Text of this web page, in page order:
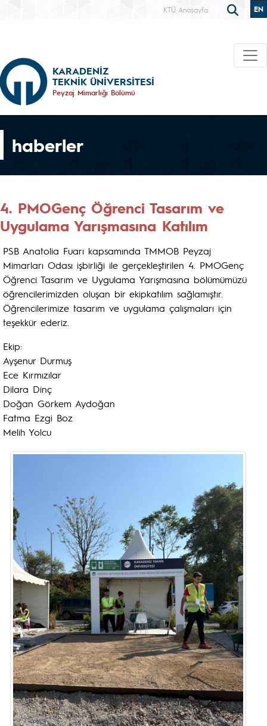
KTÜ Anasayfa EN
KARADENİZ
TEKNİK ÜNİVERSİTESİ
Peyzaj Mimarlığı Bölümü
haberler
4. PMOGenç Öğrenci Tasarım ve
Uygulama Yarışmasına Katılım
PSB Anatolia Fuarı kapsamında TMMOB Peyzaj
Mimarları Odası işbirliği ile gerçekleştirilen 4. PMOGenç
Öğrenci Tasarım ve Uygulama Yarışmasına bölümümüzü
öğrencilerimizden oluşan bir ekipkatılım sağlamıştır.
Öğrencilerimize tasarım ve uygulama çalışmaları için
teşekkür ederiz.
Ekip:
Ayşenur Durmuş
Ece Kırmızılar
Dilara Dinç
Doğan Görkem Aydoğan
Fatma Ezgi Boz
Melih Yolcu